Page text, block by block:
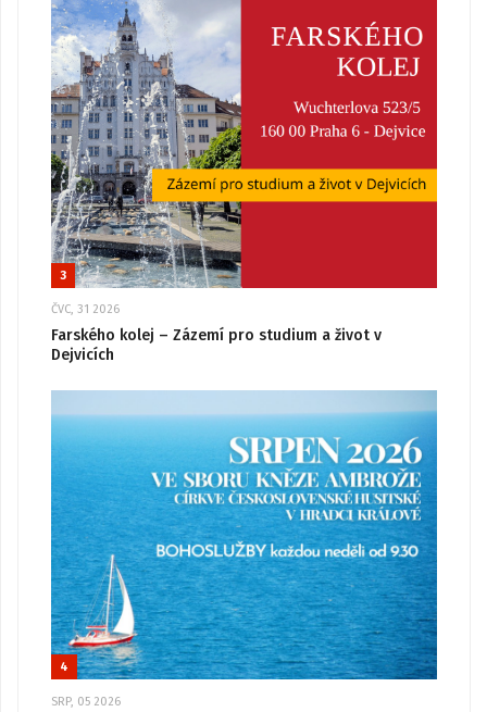
3
ČVC, 31 2026
Farského kolej – Zázemí pro studium a život v
Dejvicích
4
SRP, 05 2026